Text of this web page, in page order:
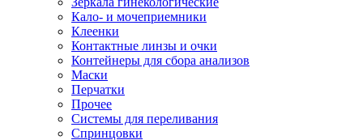
Кало- и мочеприемники
Клеенки
Контактные линзы и очки
Контейнеры для сбора анализов
Маски
Перчатки
Прочее
Системы для переливания
Спринцовки